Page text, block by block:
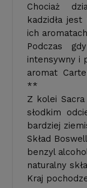
Chociaż
kadzidła
ich
Podczas
intensywny i
aromat
**
Z kolei
słodkim
bardziej
Skład
benzyl
naturalny
Kraj